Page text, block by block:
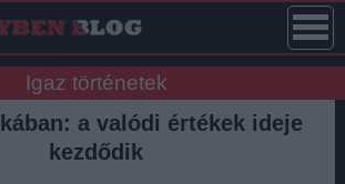
Igaz történetek
a valódi értékek ideje
kezdődik